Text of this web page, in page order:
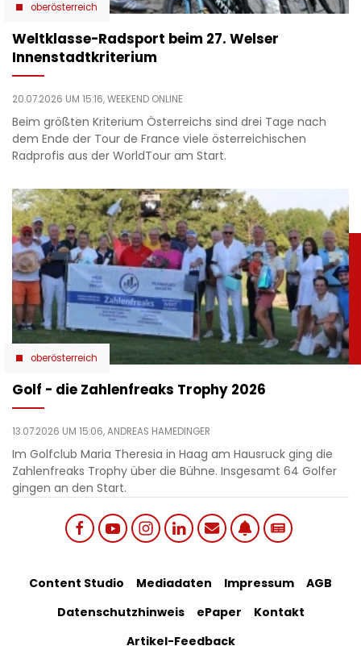
oberösterreich
Weltklasse-Radsport beim 27. Welser
Innenstadtkriterium
20.07.2026 UM 15:16,WEEKEND ONLINE
Beim größten Kriterium Österreichs sind drei Tage nach
dem Ende der Tour de France viele österreichischen
Radprofis aus der WorldTour am Start.
oberösterreich
Golf - die Zahlenfreaks Trophy 2026
13.07.2026 UM 15:06,ANDREAS HAMEDINGER
Im Golfclub Maria Theresia in Haag am Hausruck ging die
Zahlenfreaks Trophy über die Bühne. Insgesamt 64 Golfer
gingen an den Start.
links
menu
Footer
Bottom
Content Studio Mediadaten Impressum
AGB
Datenschutzhinweis
ePaper
Kontakt
Artikel-Feedback